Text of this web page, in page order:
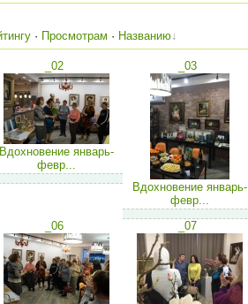
· Просмотрам · Названию
_02
Вдохновение январь-
февр...
_03
Вдохновение январь-
февр...
_06 _07